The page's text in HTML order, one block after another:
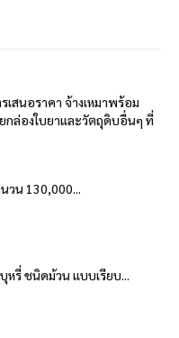
สนอราคา จ้างเหมาพร้อม
กล่องใบยาและวัตถุดิบอื่นๆ ที่
วน 130,000...
รี่ ชนิดม้วน แบบเรียบ...